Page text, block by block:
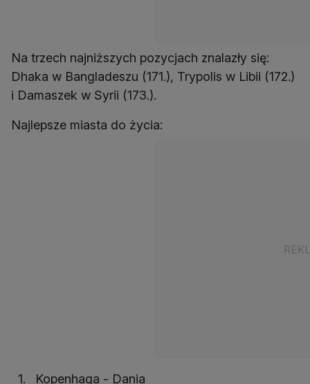
Na trzech najniższych pozycjach znalazły się:
Dhaka w Bangladeszu (171.), Trypolis w Libii (172.)
i Damaszek w Syrii (173.).
Najlepsze miasta do życia:
Kopenhaga - Dania